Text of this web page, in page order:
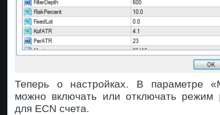
Теперь о настройках. В параметре
можно включать или отключать режим
для ECN счета.